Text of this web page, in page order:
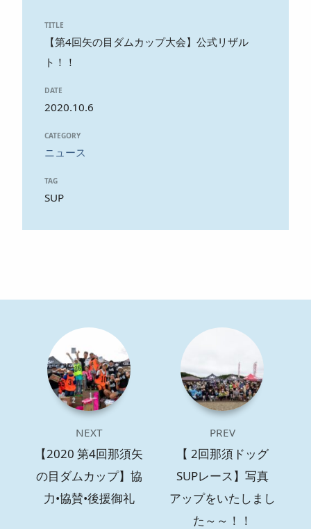
TITLE
【第4回矢の目ダムカップ大会】公式リザル
ト！！
DATE
2020.10.6
CATEGORY
ニュース
TAG
SUP
NEXT
【2020 第4回那須矢
の目ダムカップ】協
力•協賛•後援御礼
PREV
【 2回那須ドッグ
SUPレース】写真
アップをいたしまし
た～～！！